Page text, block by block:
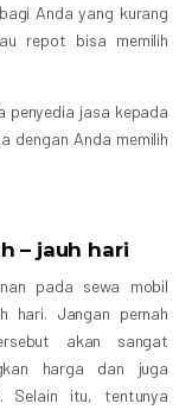
Anda yang kurang
repot bisa memilih
penyedia jasa kepada
dengan Anda memilih
– jauh hari
pada sewa mobil
hari. Jangan pernah
akan sangat
harga dan juga
Selain itu, tentunya